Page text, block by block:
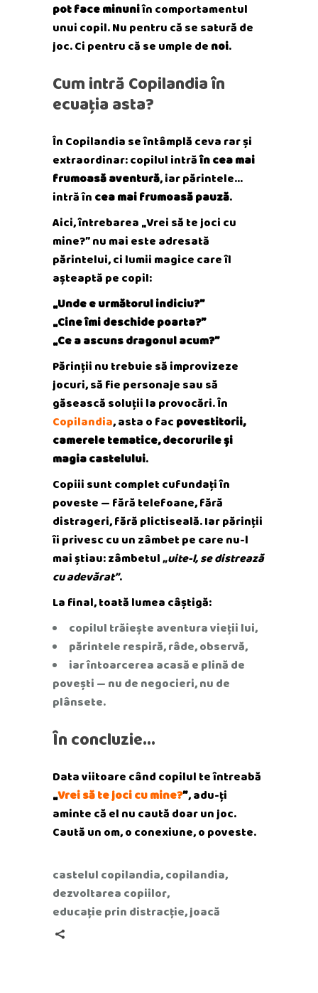
pot face minuniîn comportamentul
unui copil. Nu pentru că se satură de
joc. Ci pentru că se umple de noi.
Cum intră Copilandia în
ecuația asta?
În Copilandia se întâmplă ceva rar și
extraordinar: copilul intrăîn cea mai
frumoasă aventură, iar părintele…
intră în cea mai frumoasă pauză.
Aici, întrebarea „Vrei să te joci cu
mine?” nu mai este adresată
părintelui, ci lumii magice care îl
așteaptă pe copil:
„Unde e următorul indiciu?”
„Cine îmi deschide poarta?”
„Ce a ascuns dragonul acum?”
Părinții nu trebuie să improvizeze
jocuri, să fie personaje sau să
găsească soluții la provocări. În
Copilandia, asta o fac povestitorii,
camerele tematice, decorurile și
magia castelului.
Copiii sunt complet cufundați în
poveste — fără telefoane, fără
distrageri, fără plictiseală. Iar părinții
îi privesc cu un zâmbet pe care nu-l
mai știau: zâmbetul„uite-l, se distrează
cu adevărat”.
La final, toată lumea câștigă:
copilul trăiește aventura vieții lui,
părintele respiră, râde, observă,
iar întoarcerea acasă e plină de
povești — nu de negocieri, nu de
plânsete.
În concluzie…
Data viitoare când copilul te întreabă
„Vrei să te joci cu mine?”, adu-ți
aminte că el nu caută doar un joc.
Caută un om, o conexiune, o poveste.
castelul copilandia,copilandia,
dezvoltarea copiilor,
educație prin distracție,joacă